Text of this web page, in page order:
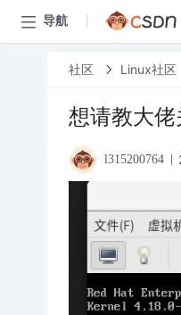
导航
社区 Linux社区
想请教大
l315200764